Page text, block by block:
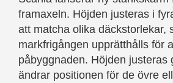
framaxeln. Höjden justeras i
att matcha olika däckstorlekar,
markfrigången upprätthålls för
påbyggnaden. Höjden justeras
ändrar positionen för de övre